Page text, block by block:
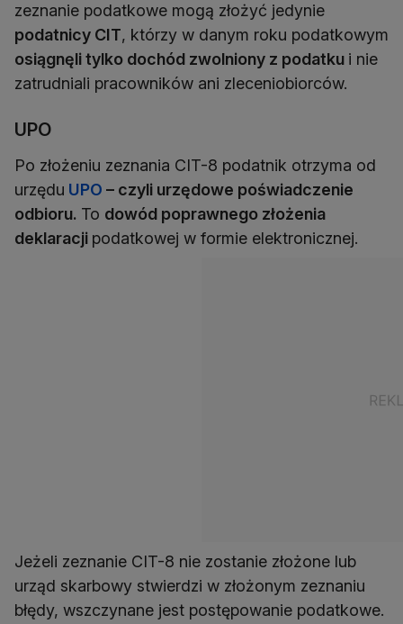
zeznanie podatkowe mogą złożyć jedynie
podatnicy CIT, którzy w danym roku podatkowym
osiągnęli tylko dochód zwolniony z podatku i nie
zatrudniali pracowników ani zleceniobiorców.
UPO
Po złożeniu zeznania CIT-8 podatnik otrzyma od
urzędu UPO – czyli urzędowe poświadczenie
odbioru. To dowód poprawnego złożenia
deklaracji podatkowej w formie elektronicznej.
Jeżeli zeznanie CIT-8 nie zostanie złożone lub
urząd skarbowy stwierdzi w złożonym zeznaniu
błędy, wszczynane jest postępowanie podatkowe.